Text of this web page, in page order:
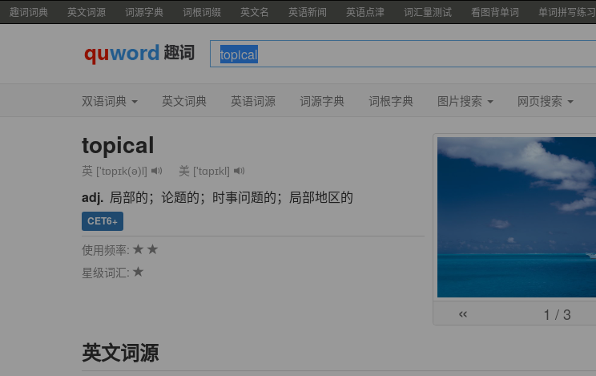
趣词词典 英文词源 词源字典 词根词缀 英文名 英语新闻 英语点津 词汇量测试 看图背单词 单词拼写练习
双语词典 英文词典 英语词源 词源字典 词根字典 图片搜索 网页搜索
topical
英 ['tɒpɪk(ə)l] 美 ['tɑpɪkl]
adj. 局部的；论题的；时事问题的；局部地区的
CET6+
使用频率:
星级词汇:
« 1 / 3
英文词源